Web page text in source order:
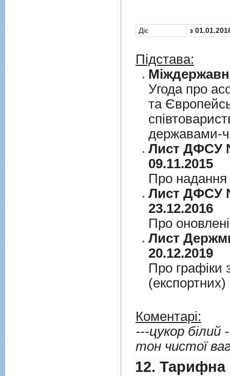
Діє з
Підстава:
Угода про
та
державами-
Лист ДФСУ
09.11.2015
Про
Лист ДФСУ
23.12.2016
Про
Лист
20.12.2019
Про графiки
Коментарі:
---цукор
тон чистої
12. Тарифна